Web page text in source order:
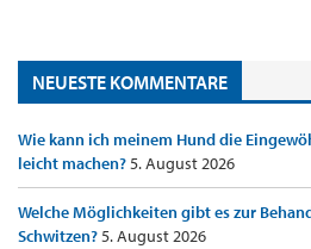
NEUESTE KOMMENTARE
Wie kann ich meinem Hund die
leicht machen?5. August 2026
Welche Möglichkeiten gibt es zur
Schwitzen?5. August 2026